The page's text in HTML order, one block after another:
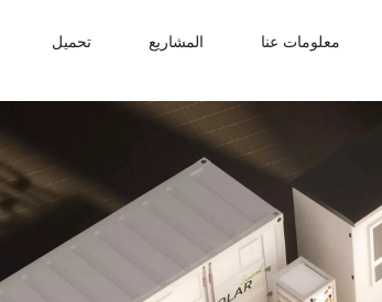
تحميل المشاريع معلومات عنا